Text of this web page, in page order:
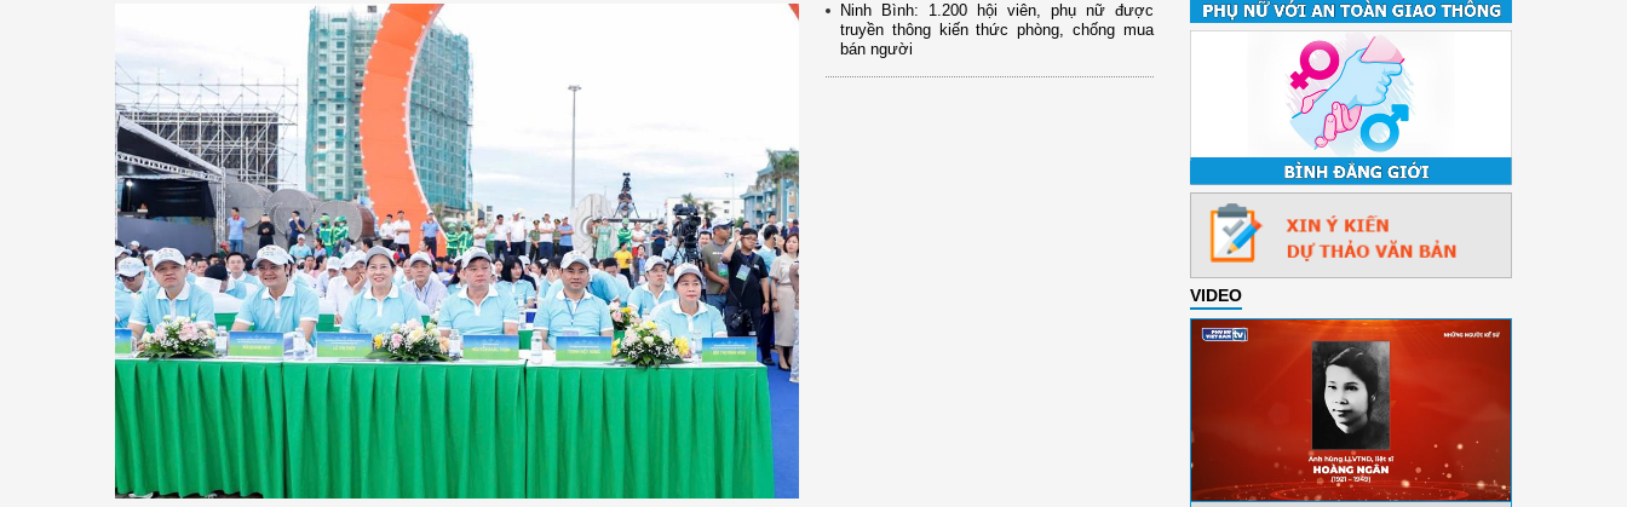
Ninh Bình: 1.200 hội viên, phụ nữ được
truyền thông kiến thức phòng, chống mua
bán người
VIDEO